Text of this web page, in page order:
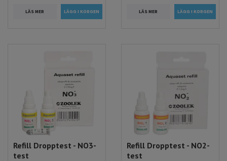
LÄS MER LÄS MER
Refill Dropptest - NO3-
test
Refill Dropptest - NO2-
test